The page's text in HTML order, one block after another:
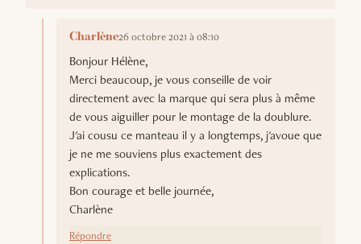
Charlène26 octobre 2021 à 08:10
Bonjour Hélène,
Merci beaucoup, je vous conseille de voir
directement avec la marque qui sera plus à même
de vous aiguiller pour le montage de la doublure.
J'ai cousu ce manteau il y a longtemps, j'avoue que
je ne me souviens plus exactement des
explications.
Bon courage et belle journée,
Charlène
Répondre